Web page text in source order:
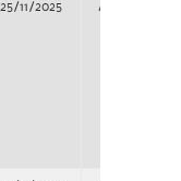
25/11/2025 Adjudicación